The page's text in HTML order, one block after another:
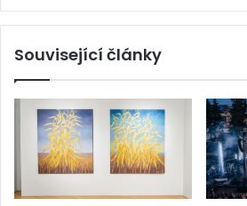
Související články